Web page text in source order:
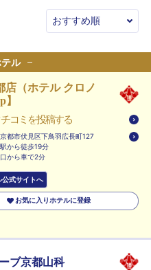
ル
店（ホテル クロノ
コミを投稿する
都市伏見区下鳥羽広長町127
から徒歩19分
から車で2分
公式サイトへ
お気に入りホテルに登録
ブ京都山科